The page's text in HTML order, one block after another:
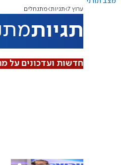
ערוץ 7 תגיות מתנחלים
תגיות
חדשות ועדכונים על